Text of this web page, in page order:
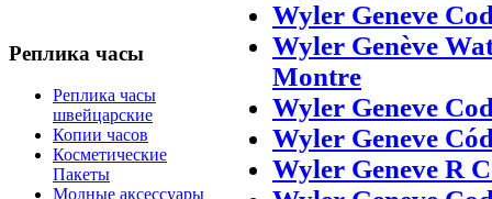
Реплика часы
Реплика часы
швейцарские
Копии часов
Косметические
Пакеты
Модные аксессуары
Wyler Geneve
Wyler Genève
Montre
Wyler Geneve
Wyler Geneve
Wyler Geneve R